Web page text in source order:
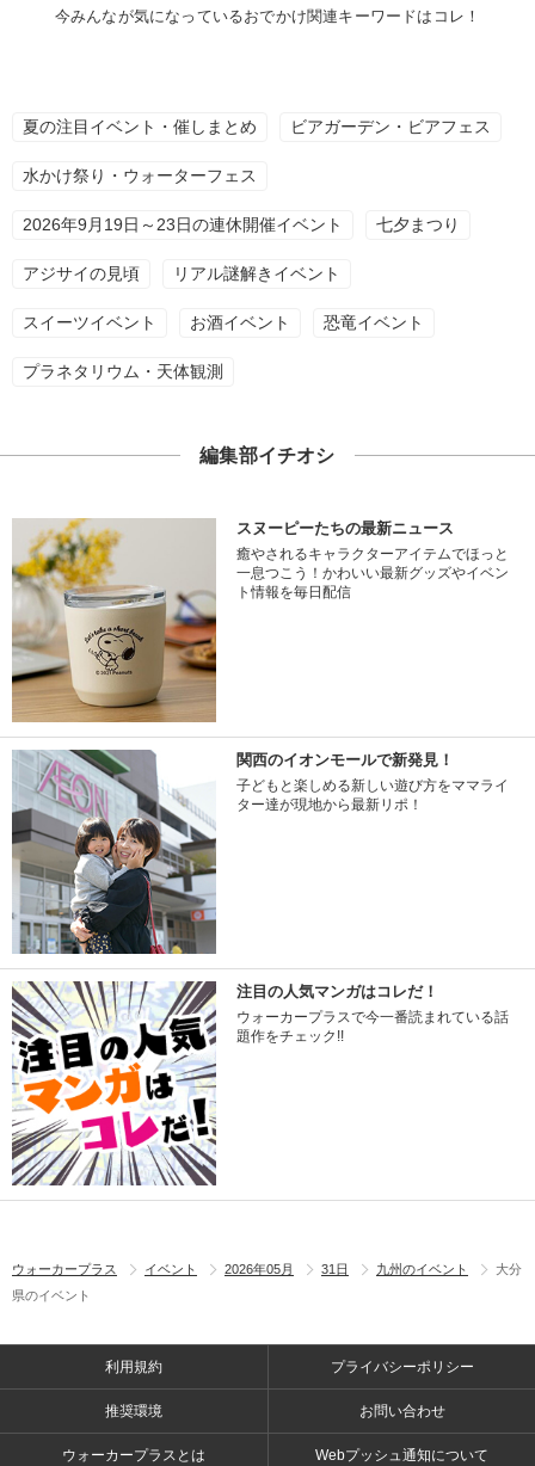
今みんなが気になっているおでかけ関連キーワードはコレ！
夏の注目イベント・催しまとめ ビアガーデン・ビアフェス
水かけ祭り・ウォーターフェス
2026年9月19日～23日の連休開催イベント 七夕まつり
アジサイの見頃 リアル謎解きイベント
スイーツイベント お酒イベント 恐竜イベント
プラネタリウム・天体観測
編集部イチオシ
スヌーピーたちの最新ニュース
癒やされるキャラクターアイテムでほっと
一息つこう！かわいい最新グッズやイベン
ト情報を毎日配信
関西のイオンモールで新発見！
子どもと楽しめる新しい遊び方をママライ
ター達が現地から最新リポ！
注目の人気マンガはコレだ！
ウォーカープラスで今一番読まれている話
題作をチェック!!
ウォーカープラス イベント 2026年05月 31日 九州のイベント
大分
県のイベント
利用規約 プライバシーポリシー
推奨環境 お問い合わせ
ウォーカープラスとは Webプッシュ通知について